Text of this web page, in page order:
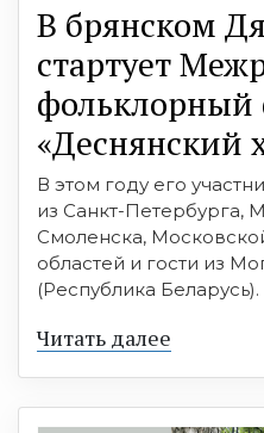
В брянском
стартует
фольклорный
«Деснянский
В этом году его
из Санкт-Петербурга,
Смоленска,
областей и гости из
(Республика Беларусь).
Читать далее